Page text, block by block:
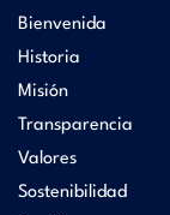
Bienvenida
Historia
Misión
Transparencia
Valores
Sostenibilidad